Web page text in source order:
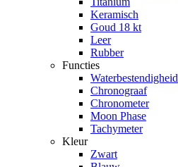
Keramisch
Goud 18 kt
Leer
Rubber
Functies
Waterbestendigheid
Chronograaf
Chronometer
Moon Phase
Tachymeter
Kleur
Zwart